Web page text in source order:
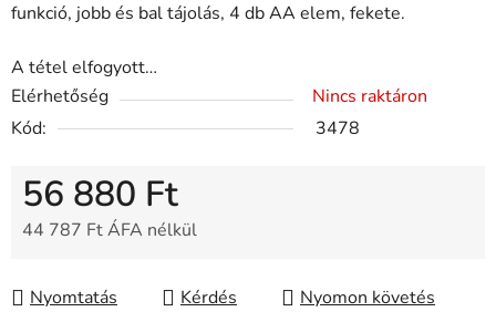
funkció, jobb és bal tájolás, 4 db AA elem, fekete.
A tétel elfogyott…
Elérhetőség
Nincs raktáron
Kód:
3478
56 880 Ft
44 787 Ft ÁFA nélkül
Nyomtatás
Kérdés
Nyomon követés